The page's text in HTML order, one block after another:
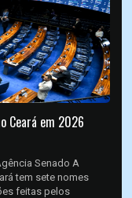
Ceará em 2026
Senado A
tem sete nomes
feitas pelos